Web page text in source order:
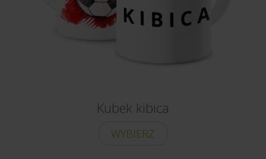
Kubek kibica
WYBIERZ